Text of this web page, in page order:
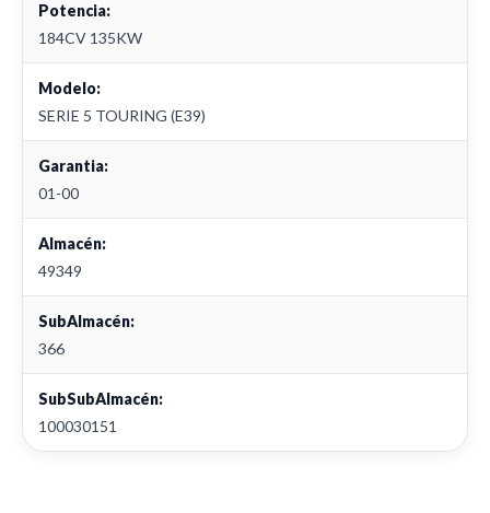
Potencia:
184CV 135KW
Modelo:
SERIE 5 TOURING (E39)
Garantia:
01-00
Almacén:
49349
SubAlmacén:
366
SubSubAlmacén:
100030151